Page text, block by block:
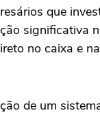
que
significativa
no caixa e
de um